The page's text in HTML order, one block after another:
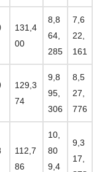
131,4
00
8,8
64,
285
7,6
22,
161
129,3
74
9,8
95,
306
8,5
27,
776
112,7
86
10,
80
9,4
9,3
17,